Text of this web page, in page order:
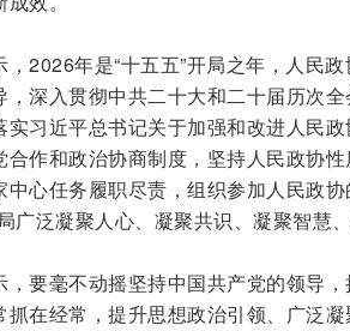
，2026年是“十五五”开局之年，人民
，深入贯彻中共二十大和二十届历次
实习近平总书记关于加强和改进人民
合作和政治协商制度，坚持人民政协
中心任务履职尽责，组织参加人民政
广泛凝聚人心、凝聚共识、凝聚智慧、
，要毫不动摇坚持中国共产党的领导
抓在经常，提升思想政治引领、广泛